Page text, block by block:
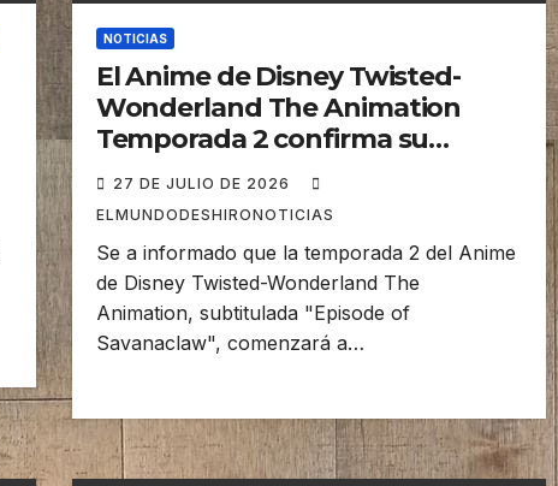
NOTICIAS
El Anime de Disney Twisted-
Wonderland The Animation
Temporada 2 confirma su
estreno para Diciembre
27 DE JULIO DE 2026
ELMUNDODESHIRONOTICIAS
Se a informado que la temporada 2 del Anime
de Disney Twisted-Wonderland The
Animation, subtitulada "Episode of
Savanaclaw", comenzará a…